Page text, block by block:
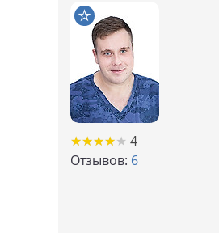
★★★★★
★★★★★ 4
Отзывов: 6